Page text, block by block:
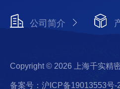
公司简介
Copyright © 2026 上海千实精
备案号：沪ICP备19013553号-